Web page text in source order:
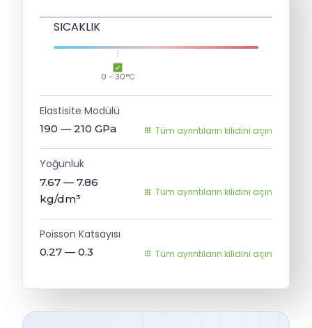
SICAKLIK
0 - 30°C
Elastisite Modülü
190 — 210 GPa Tüm ayrıntıların kilidini açın
Yoğunluk
7.67 — 7.86
kg/dm³
Tüm ayrıntıların kilidini açın
Poisson Katsayısı
0.27 — 0.3 Tüm ayrıntıların kilidini açın